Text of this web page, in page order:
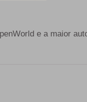
e a maior